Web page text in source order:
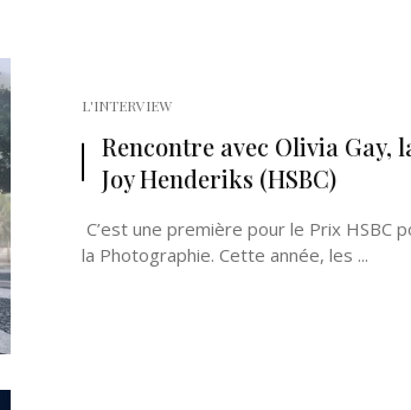
L'INTERVIEW
Rencontre avec Olivia Gay,
Joy Henderiks (HSBC)
C’est une première pour le Prix HSBC
la Photographie. Cette année, les ...
Né un 2 juillet : André Kertész